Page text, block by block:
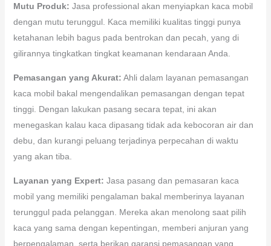
Mutu Produk: Jasa professional akan menyiapkan kaca mobil
dengan mutu terunggul. Kaca memiliki kualitas tinggi punya
ketahanan lebih bagus pada bentrokan dan pecah, yang di
gilirannya tingkatkan tingkat keamanan kendaraan Anda.
Pemasangan yang Akurat: Ahli dalam layanan pemasangan
kaca mobil bakal mengendalikan pemasangan dengan tepat
tinggi. Dengan lakukan pasang secara tepat, ini akan
menegaskan kalau kaca dipasang tidak ada kebocoran air dan
debu, dan kurangi peluang terjadinya perpecahan di waktu
yang akan tiba.
Layanan yang Expert: Jasa pasang dan pemasaran kaca
mobil yang memiliki pengalaman bakal memberinya layanan
terunggul pada pelanggan. Mereka akan menolong saat pilih
kaca yang sama dengan kepentingan, memberi anjuran yang
berpengalaman, serta berikan garansi pemasangan yang